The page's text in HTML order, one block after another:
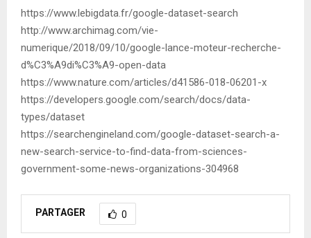
https://www.lebigdata.fr/google-dataset-search
http://www.archimag.com/vie-
numerique/2018/09/10/google-lance-moteur-recherche-
d%C3%A9di%C3%A9-open-data
https://www.nature.com/articles/d41586-018-06201-x
https://developers.google.com/search/docs/data-
types/dataset
https://searchengineland.com/google-dataset-search-a-
new-search-service-to-find-data-from-sciences-
government-some-news-organizations-304968
PARTAGER 0